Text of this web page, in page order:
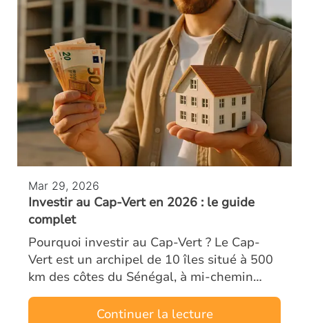
Mar 29, 2026
Investir au Cap-Vert en 2026 : le guide
complet
Pourquoi investir au Cap-Vert ? Le Cap-
Vert est un archipel de 10 îles situé à 500
km des côtes du Sénégal, à mi-chemin
entre l’Europe et le Brésil. Ancien territoire
portugais, le pays bénéficie d’un…
Continuer la lecture